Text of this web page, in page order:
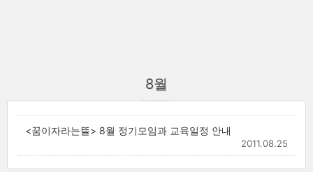
8월
<꿈이자라는뜰> 8월 정기모임과 교육일정 안내
2011.08.25